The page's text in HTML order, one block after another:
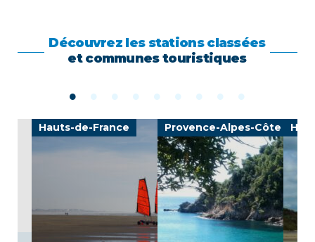
Découvrez les stations classées
et communes touristiques
Hauts-de-France Provence-Alpes-Côte